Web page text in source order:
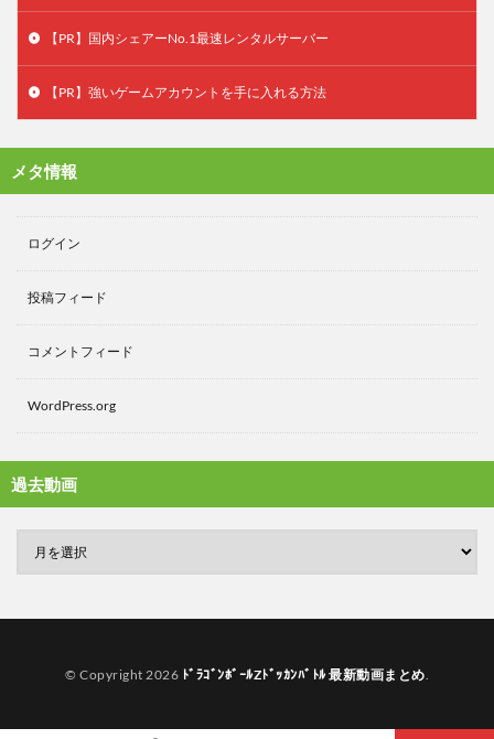
【PR】国内シェアーNo.1最速レンタルサーバー
【PR】強いゲームアカウントを手に入れる方法
メタ情報
ログイン
投稿フィード
コメントフィード
WordPress.org
過去動画
© Copyright 2026 ﾄﾞﾗｺﾞﾝﾎﾞｰﾙZﾄﾞｯｶﾝﾊﾞﾄﾙ 最新動画まとめ